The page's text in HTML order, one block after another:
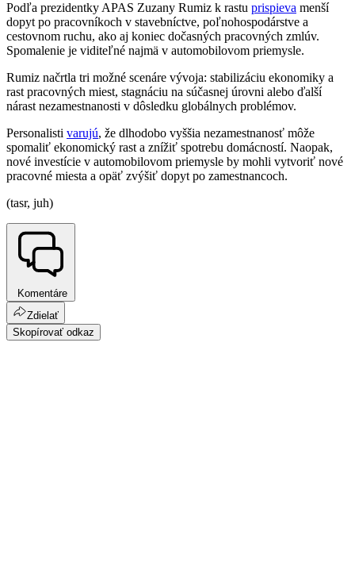
Podľa prezidentky APAS Zuzany Rumiz k rastu prispieva menší
dopyt po pracovníkoch v stavebníctve, poľnohospodárstve a
cestovnom ruchu, ako aj koniec dočasných pracovných zmlúv.
Spomalenie je viditeľné najmä v automobilovom priemysle.
Rumiz načrtla tri možné scenáre vývoja: stabilizáciu ekonomiky a
rast pracovných miest, stagnáciu na súčasnej úrovni alebo ďalší
nárast nezamestnanosti v dôsledku globálnych problémov.
Personalisti varujú, že dlhodobo vyššia nezamestnanosť môže
spomaliť ekonomický rast a znížiť spotrebu domácností. Naopak,
nové investície v automobilovom priemysle by mohli vytvoriť nové
pracovné miesta a opäť zvýšiť dopyt po zamestnancoch.
(tasr, juh)
Komentáre
Zdielať
Skopírovať odkaz